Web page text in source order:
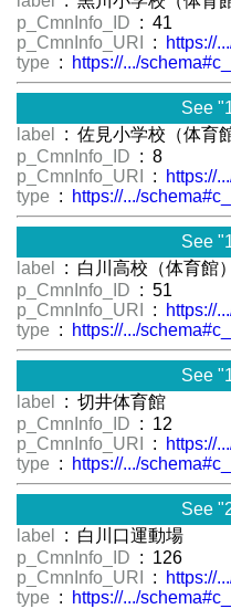
p_CmnInfo_ID : 41
p_CmnInfo_URI
:
https://
type : https://.../
See
label
: 佐見小学校（体育館
p_CmnInfo_ID : 8
p_CmnInfo_URI
:
https://
type : https://.../
See
label
: 白川高校（体育館）
p_CmnInfo_ID : 51
p_CmnInfo_URI
:
https://
type : https://.../
See
label
: 切井体育館
p_CmnInfo_ID : 12
p_CmnInfo_URI
:
https://
type : https://.../
See
label
: 白川口運動場
p_CmnInfo_ID : 126
p_CmnInfo_URI
:
https://
type : https://.../